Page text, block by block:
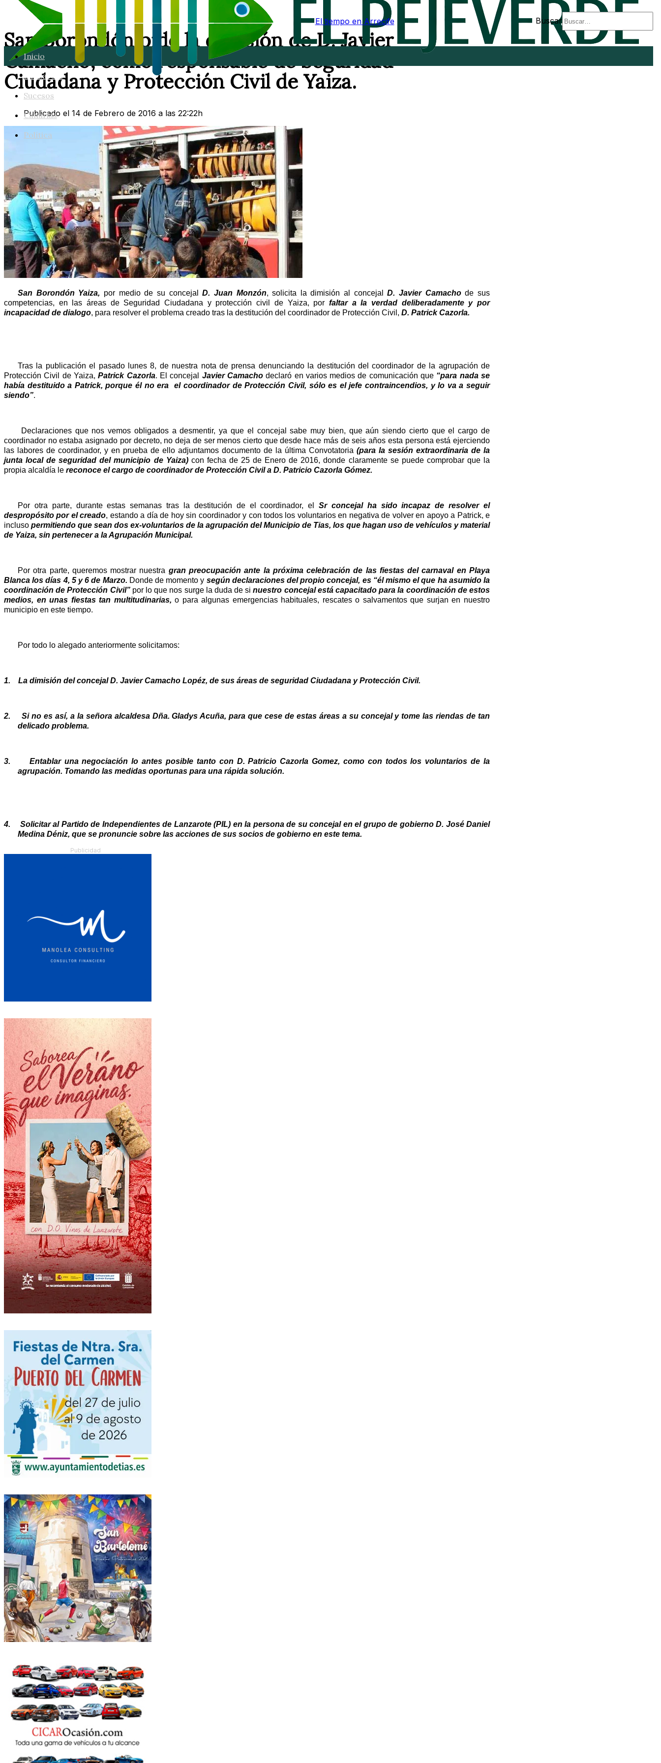
El tiempo en Arrecife Buscar
Inicio
Lanzarote
Sucesos
Canarias
Política
San Borondón pide la dimisión de D. Javier
Camacho, como responsable de Seguridad
Ciudadana y Protección Civil de Yaiza.
Publicado el 14 de Febrero de 2016 a las 22:22h
San Borondón Yaiza, por medio de su concejalD. Juan Monzón, solicita la dimisión al concejalD. Javier Camachode sus
competencias, en las áreas de Seguridad Ciudadana y protección civil de Yaiza, por faltar a la verdad deliberadamente y por
incapacidad de dialogo, para resolver el problema creado tras la destitución del coordinador de Protección Civil, D. Patrick Cazorla.
Tras la publicación el pasado lunes 8, de nuestra nota de prensa denunciando la destitución del coordinador de la agrupación de
Protección Civil de Yaiza,Patrick Cazorla. El concejal Javier Camachodeclaró en varios medios de comunicación que “para nada se
había destituido a Patrick, porque él no era el coordinador de Protección Civil, sólo es el jefe contraincendios, y lo va a seguir
siendo”.
Declaraciones que nos vemos obligados a desmentir, ya que el concejal sabe muy bien, que aún siendo cierto que el cargo de
coordinador no estaba asignado por decreto, no deja de ser menos cierto que desde hace más de seis años esta persona está ejerciendo
las labores de coordinador, y en prueba de ello adjuntamos documento de la última Convotatoria (para la sesión extraordinaria de la
junta local de seguridad del municipio de Yaiza)con fecha de 25 de Enero de 2016, donde claramente se puede comprobar que la
propia alcaldía le reconoce el cargo de coordinador de Protección Civil a D. Patricio Cazorla Gómez.
Por otra parte, durante estas semanas tras la destitución de el coordinador, elSr concejal ha sido incapaz de resolver el
despropósito por el creado, estando a día de hoy sin coordinador y con todos los voluntarios en negativa de volver en apoyo a Patrick, e
incluso permitiendo que sean dos ex-voluntarios de la agrupación del Municipio de Tias, los que hagan uso de vehículos y material
de Yaiza, sin pertenecer a la Agrupación Municipal.
Por otra parte, queremos mostrar nuestra gran preocupación ante la próxima celebración de las fiestas del carnaval en Playa
Blanca los días 4, 5 y 6 de Marzo. Donde de momento y según declaraciones del propio concejal, es “él mismo el que ha asumido la
coordinación de Protección Civil”por lo que nos surge la duda de sinuestro concejal está capacitado para la coordinación de estos
medios, en unas fiestas tan multitudinarias, o para algunas emergencias habituales, rescates o salvamentos que surjan en nuestro
municipio en este tiempo.
Por todo lo alegado anteriormente solicitamos:
1. La dimisión del concejal D. Javier Camacho Lopéz, de sus áreas de seguridad Ciudadana y Protección Civil.
2.
Si no es así, a la señora alcaldesa Dña. Gladys Acuña, para que cese de estas áreas a su concejal y tome las riendas de tan
delicado problema.
3.
Entablar una negociación lo antes posible tanto con D. Patricio Cazorla Gomez, como con todos los voluntarios de la
agrupación. Tomando las medidas oportunas para una rápida solución.
4.
Solicitar al Partido de Independientes de Lanzarote (PIL) en la persona de su concejal en el grupo de gobierno D. José Daniel
Medina Déniz, que se pronuncie sobre las acciones de sus socios de gobierno en este tema.
Publicidad